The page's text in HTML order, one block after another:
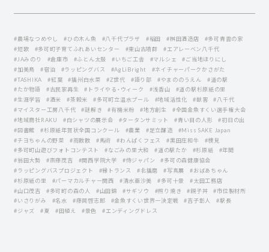
#農場なつめやし #ひの木ん魚 #八千代プラザ #稲田 #桝田酒造店
#多可青雲の家
#短歌
#多可町子育てふれあいセンター #東山古墳群
#エアレーベン八千代
#JAみのり
#倉庫市 #ふとん太鼓 #いちご工舎 #マルシェ
#ご当地ほりにし
#加美鳥
#宿泊 #ラッピングバス #AgLiBright
#ネイチャーパークかさがた
#TASHIKA
#紅葉 #播州白水菜 #Z世代 #語り部 #やまののうえん
#道の駅
#たか物語
#古民家再生 #トライやる・ウィーク #浅香山
#道の駅杉原紙の里
#生涯学習
#酒米 #茶穀米 #多可町立温水プール #地域活性化 #獣害
#八千代
#マイスター工房八千代
#謎解き #有機米粉 #地方創生
#全国金魚すくい選手権大会
#地域商社RAKU
#白シャツの展示会 #タータンサミット #青い目の人形
#初日の出
#図書館
#杉原紙年賀状全国コンクール #農業 #足立醸造
#Miss SAKE Japan
#チヨちゃんの野菜
#雨散散 #馬術 #わんぱくフェス #黒田庄和牛
#検見
#多可町山遊びフォトコンテスト
#なごみの里大和 #道の駅たか #杉原紙
#年間
#翁田大勢
#斎藤茂吉 #関西学院大学 #侍ジャパン
#多可の森健康協会
#ラッピングバスプロジェクト
#縁トランス #北播磨 #写真展
#おばあちゃん
#杉原紙の里
#パーマカルチャー関西 #清水亜沙美 #多可十景
#太田工務店
#山口茂吉
#多可町の森の人 #山田錦 #サギソウ #照り焼き #親子丼
#市位製材所
#いさりがみ
#名水 #藤岡啓志郞 #金魚すくい世界一決定戦 #吉子彰人
#駅長
#ジャズ
#夏 #田植え #景色 #エンディングドレス